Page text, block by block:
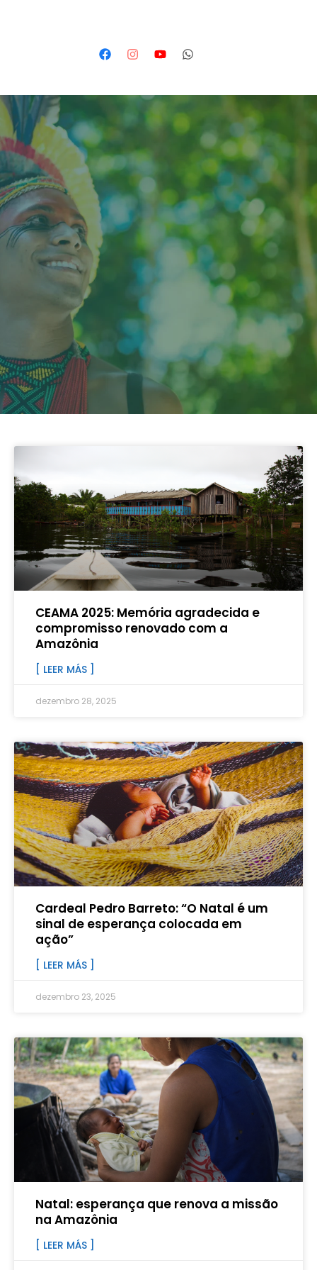
CEAMA 2025: Memória agradecida e
compromisso renovado com a
Amazônia
[ LEER MÁS ]
dezembro 28, 2025
Cardeal Pedro Barreto: “O Natal é um
sinal de esperança colocada em
ação”
[ LEER MÁS ]
dezembro 23, 2025
Natal: esperança que renova a missão
na Amazônia
[ LEER MÁS ]